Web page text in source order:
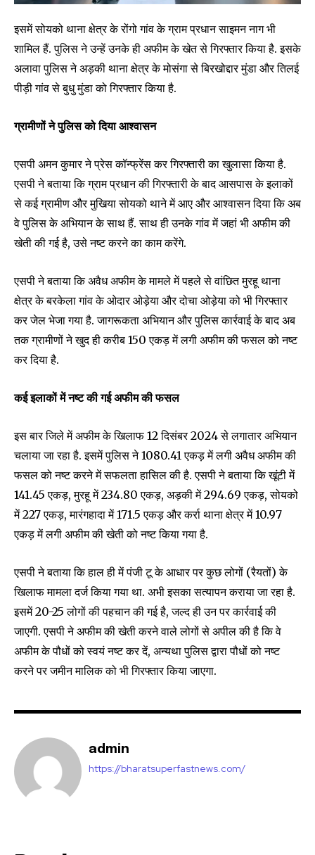
SUBSCRIBERS and be part of the
To subscribe, simply enter your email address on our website
or click the subscribe button below. Don't worry, we respect
your privacy and won't spam your inbox. Your information is
safe with us.
I've read and accept the Privacy Policy .
इसमें सोयको थाना क्षेत्र के रोंगो गांव के ग्राम प्रधान साइमन नाग भी
शामिल हैं. पुलिस ने उन्हें उनके ही अफीम के खेत से गिरफ्तार किया है. इसके
अलावा पुलिस ने अड़की थाना क्षेत्र के मोसंगा से बिरखोद्दार मुंडा और तिलई
पीड़ी गांव से बुधु मुंडा को गिरफ्तार किया है.
ग्रामीणों ने पुलिस को दिया आश्वासन
एसपी अमन कुमार ने प्रेस कॉन्फ्रेंस कर गिरफ्तारी का खुलासा किया है.
एसपी ने बताया कि ग्राम प्रधान की गिरफ्तारी के बाद आसपास के इलाकों
से कई ग्रामीण और मुखिया सोयको थाने में आए और आश्वासन दिया कि अब
वे पुलिस के अभियान के साथ हैं. साथ ही उनके गांव में जहां भी अफीम की
खेती की गई है, उसे नष्ट करने का काम करेंगे.
एसपी ने बताया कि अवैध अफीम के मामले में पहले से वांछित मुरहू थाना
क्षेत्र के बरकेला गांव के ओदार ओड़ेया और दोचा ओड़ेया को भी गिरफ्तार
कर जेल भेजा गया है. जागरूकता अभियान और पुलिस कार्रवाई के बाद अब
तक ग्रामीणों ने खुद ही करीब 150 एकड़ में लगी अफीम की फसल को नष्ट
कर दिया है.
कई इलाकों में नष्ट की गई अफीम की फसल
इस बार जिले में अफीम के खिलाफ 12 दिसंबर 2024 से लगातार अभियान
चलाया जा रहा है. इसमें पुलिस ने 1080.41 एकड़ में लगी अवैध अफीम की
फसल को नष्ट करने में सफलता हासिल की है. एसपी ने बताया कि खूंटी में
141.45 एकड़, मुरहू में 234.80 एकड़, अड़की में 294.69 एकड़, सोयको
में 227 एकड़, मारंगहादा में 171.5 एकड़ और कर्रा थाना क्षेत्र में 10.97
एकड़ में लगी अफीम की खेती को नष्ट किया गया है.
एसपी ने बताया कि हाल ही में पंजी टू के आधार पर कुछ लोगों (रैयतों) के
खिलाफ मामला दर्ज किया गया था. अभी इसका सत्यापन कराया जा रहा है.
इसमें 20-25 लोगों की पहचान की गई है, जल्द ही उन पर कार्रवाई की
जाएगी. एसपी ने अफीम की खेती करने वाले लोगों से अपील की है कि वे
अफीम के पौधों को स्वयं नष्ट कर दें, अन्यथा पुलिस द्वारा पौधों को नष्ट
करने पर जमीन मालिक को भी गिरफ्तार किया जाएगा.
admin
https://bharatsuperfastnews.com/